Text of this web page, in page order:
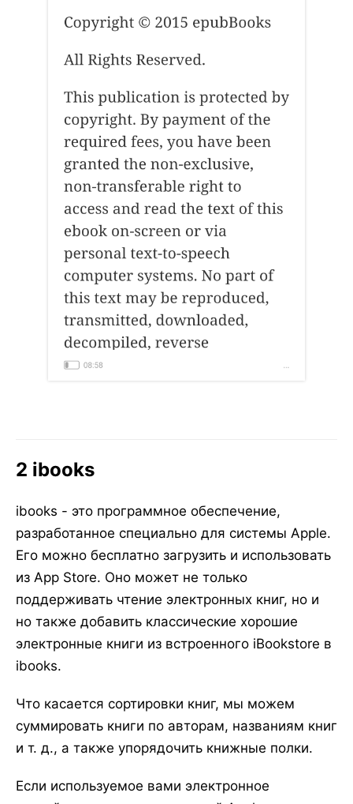
2 ibooks
ibooks - это программное обеспечение,
разработанное специально для системы Apple.
Его можно бесплатно загрузить и использовать
из App Store. Оно может не только
поддерживать чтение электронных книг, но и
но также добавить классические хорошие
электронные книги из встроенного iBookstore в
ibooks.
Что касается сортировки книг, мы можем
суммировать книги по авторам, названиям книг
и т. д., а также упорядочить книжные полки.
Если используемое вами электронное